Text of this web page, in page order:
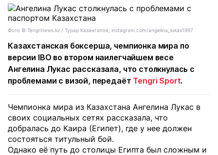
Фото ©️ Tengrinews.kz / Турар Казангапов; instagram.com/angelina_lukas1997
Казахстанская боксерша, чемпионка мира по
версии IBO во втором наилегчайшем весе
Ангелина Лукас рассказала, что столкнулась с
проблемами с визой, передаёт Tengri Sport.
Чемпионка мира из Казахстана Ангелина Лукас в
своих социальных сетях рассказала, что
добралась до Каира (Египет), где у нее должен
состояться титульный бой.
Однако её путь до столицы Египта был сложным и